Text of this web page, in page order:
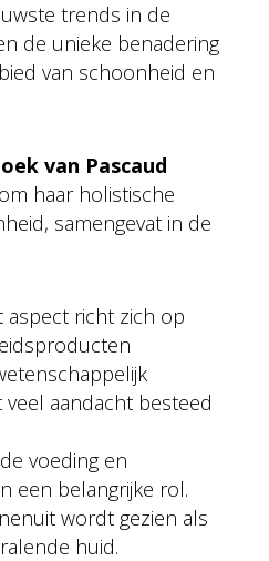
trends in de
de unieke benadering
van schoonheid en
van Pascaud
haar holistische
samengevat in de
aspect richt zich op
aandacht besteed
voeding en
een belangrijke rol.
wordt gezien als
huid.